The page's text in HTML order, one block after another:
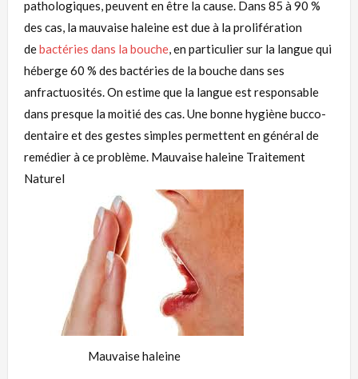
pathologiques, peuvent en être la cause. Dans 85 à 90 %
des cas, la mauvaise haleine est due à la prolifération
debactéries dans la bouche, en particulier sur la langue qui
héberge 60 % des bactéries de la bouche dans ses
anfractuosités. On estime que la langue est responsable
dans presque la moitié des cas. Une bonne hygiène bucco-
dentaire et des gestes simples permettent en général de
remédier à ce problème. Mauvaise haleine Traitement
Naturel
Mauvaise haleine